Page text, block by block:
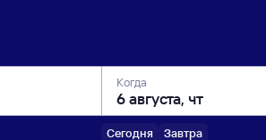
Когда
Сегодня Завтра